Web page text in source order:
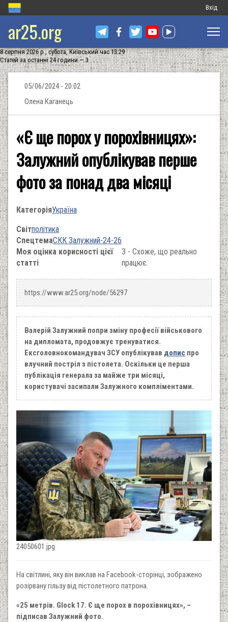
Меню
запису
Вхід
ar25.org
8 серпня 2026 р., субота, Київський час 13:29
Статей за останні 24 години — 3
05/06/2024 - 20:02
Олена Каганець
«Є ще порох у порохівницях»:
Залужний опублікував перше
фото за понад два місяці
КатегоріяУкраїна
Світполітика
СпецтемаСКК Залужний-24-26
Моя оцінка корисності цієї
статті
3 - Схоже, що реально
працює.
https://www.ar25.org/node/56297
Валерій Залужний попри зміну професії військового
на дипломата, продовжує тренуватися.
Ексголовнокомандувач ЗСУ опублікував допис про
влучний постріл з пістолета. Оскільки це перша
публікація генерала за майже три місяці,
користувачі засипали Залужного компліментами.
24050601.jpg
На світлині, яку він виклав на Facebook-сторінці, зображено
розірвану гільзу від пістолетного патрона.
«25 метрів. Glock 17. Є ще порох в порохівницях», –
підписав Залужний фото.